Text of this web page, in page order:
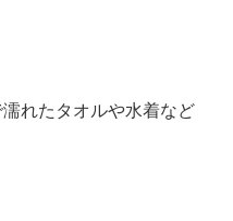
れたタオルや水着など